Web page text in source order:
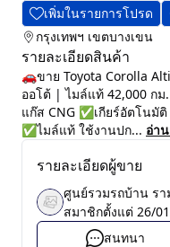
เพิ่มในรายการโปรด
กรุงเทพฯ เขตบางเขน
รายละเอียดสินค้า
🚗ขาย Toyota Corolla
ออโต้ | ไมล์แท้ 42,000 ก
แก๊ส CNG ✅เกียร์อัตโน
✅ไมล์แท้ ใช้งานปก... อ่า
รายละเอียดผู้ขาย
ศูนย์รวมรถบ้าน ร
สมาชิกตั้งแต่ 26/
สนทนา